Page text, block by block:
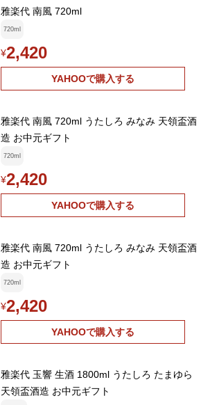
雅楽代 南風 720ml
720ml
¥2,420
YAHOOで購入する
雅楽代 南風 720ml うたしろ みなみ 天領盃酒
造 お中元ギフト
720ml
¥2,420
YAHOOで購入する
雅楽代 南風 720ml うたしろ みなみ 天領盃酒
造 お中元ギフト
720ml
¥2,420
YAHOOで購入する
雅楽代 玉響 生酒 1800ml うたしろ たまゆら
天領盃酒造 お中元ギフト